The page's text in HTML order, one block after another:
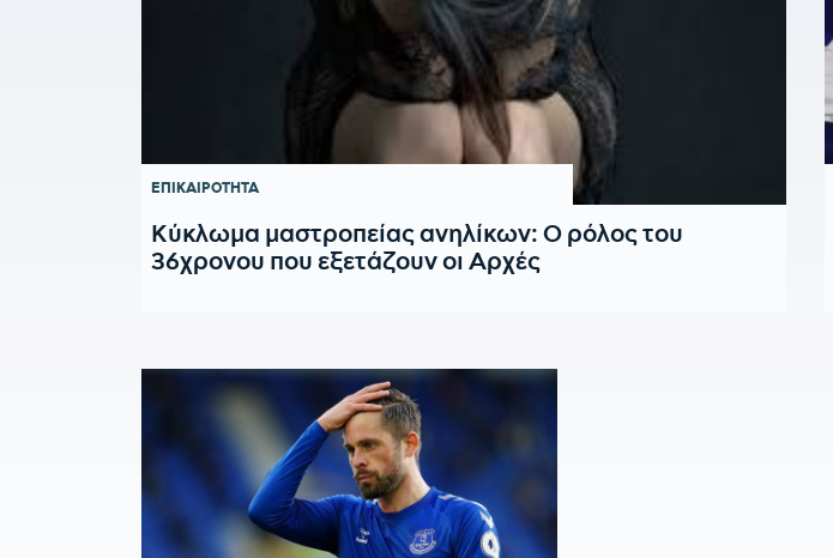
ΕΠΙΚΑΙΡΟΤΗΤΑ
Κύκλωμα μαστροπείας ανηλίκων: Ο ρόλος του
36χρονου που εξετάζουν οι Αρχές